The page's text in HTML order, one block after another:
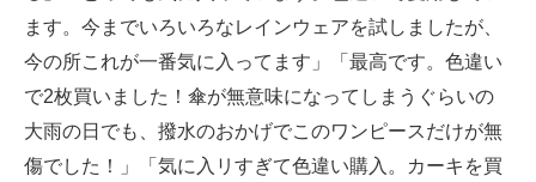
ます。今までいろいろなレインウェアを試しましたが、
今の所これが一番気に入ってます」「最高です。色違い
で2枚買いました！傘が無意味になってしまうぐらいの
大雨の日でも、撥水のおかげでこのワンピースだけが無
傷でした！」「気に入リすぎて色違い購入。カーキを買